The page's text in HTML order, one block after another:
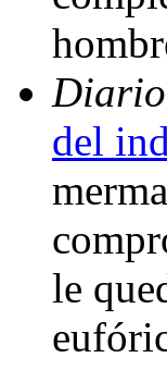
del
le